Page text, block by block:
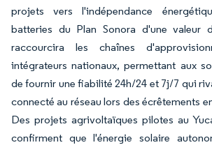
projets vers l'indépendance
batteries du Plan Sonora d'une valeur
raccourcira les chaînes
intégrateurs nationaux, permettant aux
de fournir une fiabilité 24h/24 et 7j/7 qui
connecté au réseau lors des écrêtements
Des projets agrivoltaïques pilotes au
confirment que l'énergie solaire